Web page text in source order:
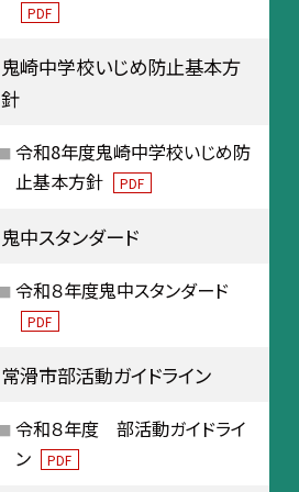
PDF
鬼崎中学校いじめ防止基本方
針
令和8年度鬼崎中学校いじめ防
止基本方針
PDF
鬼中スタンダード
令和８年度鬼中スタンダード
PDF
常滑市部活動ガイドライン
令和８年度 部活動ガイドライ
ン
PDF